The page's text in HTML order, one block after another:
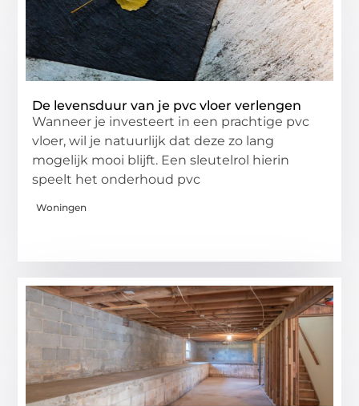
De levensduur van je pvc vloer verlengen
Wanneer je investeert in een prachtige pvc
vloer, wil je natuurlijk dat deze zo lang
mogelijk mooi blijft. Een sleutelrol hierin
speelt het onderhoud pvc
Woningen